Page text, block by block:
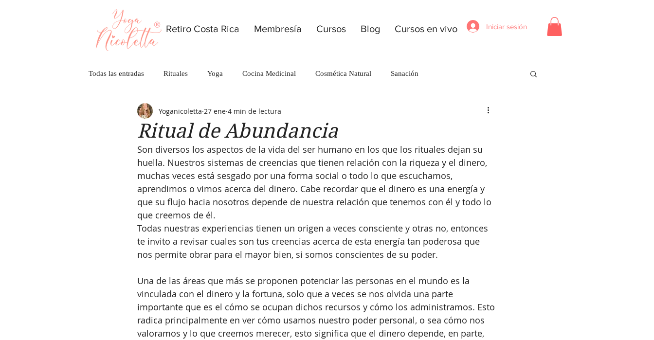
Iniciar sesión
Retiro Costa Rica Membresía Cursos Blog Cursos en vivo
Todas las entradas Rituales Yoga Cocina Medicinal Cosmética Natural Sanación
Ritual de Abundancia
Yoganicoletta 27 ene 4 min de lectura
Son diversos los aspectos de la vida del ser humano en los que los rituales dejan su
huella. Nuestros sistemas de creencias que tienen relación con la riqueza y el dinero,
muchas veces está sesgado por una forma social o todo lo que escuchamos,
aprendimos o vimos acerca del dinero. Cabe recordar que el dinero es una energía y
que su flujo hacia nosotros depende de nuestra relación que tenemos con él y todo lo
que creemos de él.
Todas nuestras experiencias tienen un origen a veces consciente y otras no, entonces
te invito a revisar cuales son tus creencias acerca de esta energía tan poderosa que
nos permite obrar para el mayor bien, si somos conscientes de su poder.
Una de las áreas que más se proponen potenciar las personas en el mundo es la
vinculada con el dinero y la fortuna, solo que a veces se nos olvida una parte
importante que es el cómo se ocupan dichos recursos y cómo los administramos. Esto
radica principalmente en ver cómo usamos nuestro poder personal, o sea cómo nos
valoramos y lo que creemos merecer, esto significa que el dinero depende, en parte,